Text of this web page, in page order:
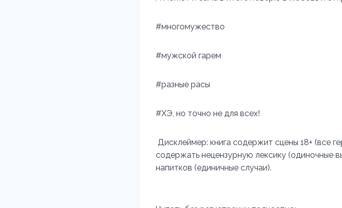
#многомужество
#мужской гарем
#разные расы
#ХЭ, но точно не для всех!
Дисклеймер: книга содержит сцены 18+ (все
содержать нецензурную лексику (одиночные
напитков (единичные случаи).